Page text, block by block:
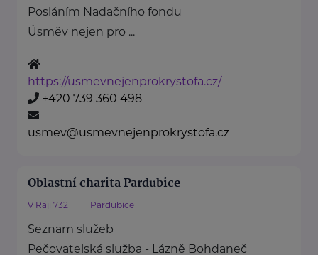
Posláním Nadačního fondu
Úsměv nejen pro ...
https://usmevnejenprokrystofa.cz/
+420 739 360 498
usmev@usmevnejenprokrystofa.cz
Oblastní charita Pardubice
V Ráji 732 Pardubice
Seznam služeb
Pečovatelská služba - Lázně Bohdaneč